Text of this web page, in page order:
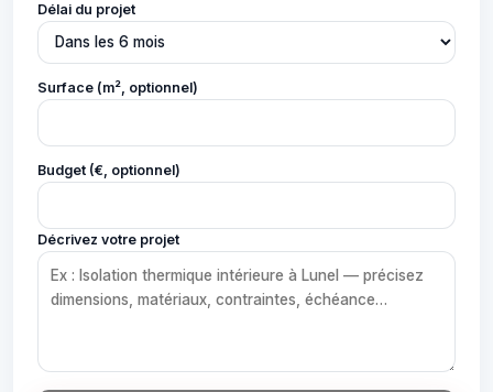
Délai du projet
Surface (m², optionnel)
Budget (€, optionnel)
Décrivez votre projet